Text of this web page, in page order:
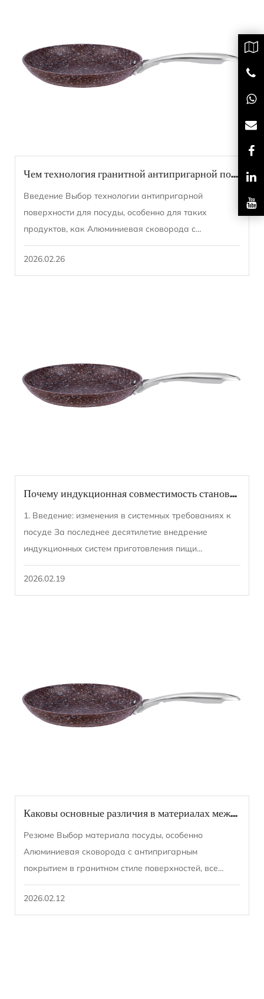
Чем технология гранитной антипригарной поверхности отличается от керамических и ПТФЭ покрытий?
Введение Выбор технологии антипригарной
поверхности для посуды, особенно для таких
продуктов, как Алюминиевая сковорода с
гранитным антипригарным покрытием без крышки ,
играет реша...
2026.02.26
Почему индукционная совместимость становится стандартом для посуды с гранитным покрытием?
1. Введение: изменения в системных требованиях к
посуде За последнее десятилетие внедрение
индукционных систем приготовления пищи
ускорилось и вышло за рамки применения в жилых
домах. инстит...
2026.02.19
Каковы основные различия в материалах между алюминиевыми сковородами с гранитным покрытием и тефлоновым антипригарным покрытием?
Резюме Выбор материала посуды, особенно
Алюминиевая сковорода с антипригарным
покрытием в гранитном стиле поверхностей, все
больше определяется требованиями к
производительности, нор...
2026.02.12